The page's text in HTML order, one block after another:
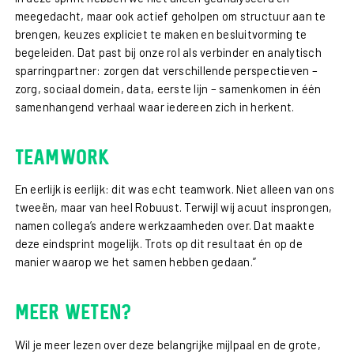
meegedacht, maar ook actief geholpen om structuur aan te
brengen, keuzes expliciet te maken en besluitvorming te
begeleiden. Dat past bij onze rol als verbinder en analytisch
sparringpartner: zorgen dat verschillende perspectieven –
zorg, sociaal domein, data, eerste lijn – samenkomen in één
samenhangend verhaal waar iedereen zich in herkent.
Teamwork
En eerlijk is eerlijk: dit was echt teamwork. Niet alleen van ons
tweeën, maar van heel Robuust. Terwijl wij acuut insprongen,
namen collega’s andere werkzaamheden over. Dat maakte
deze eindsprint mogelijk. Trots op dit resultaat én op de
manier waarop we het samen hebben gedaan.”
Meer weten?
Wil je meer lezen over deze belangrijke mijlpaal en de grote,